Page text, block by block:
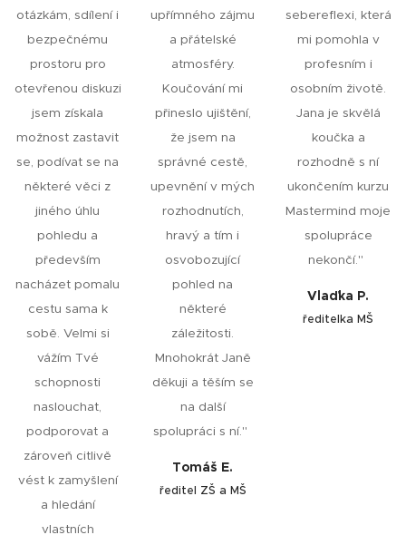
otázkám, sdílení i
bezpečnému
prostoru pro
otevřenou diskuzi
jsem získala
možnost zastavit
se, podívat se na
některé věci z
jiného úhlu
pohledu a
především
nacházet pomalu
cestu sama k
sobě. Velmi si
vážím Tvé
schopnosti
naslouchat,
podporovat a
zároveň citlivě
vést k zamyšlení
a hledání
vlastních
upřímného zájmu
a přátelské
atmosféry.
Koučování mi
přineslo ujištění,
že jsem na
správné cestě,
upevnění v mých
rozhodnutích,
hravý a tím i
osvobozující
pohled na
některé
záležitosti.
Mnohokrát Janě
děkuji a těším se
na další
spolupráci s ní."
Tomáš E.
ředitel ZŠ a MŠ
sebereflexi, která
mi pomohla v
profesním i
osobním životě.
Jana je skvělá
koučka a
rozhodně s ní
ukončením kurzu
Mastermind moje
spolupráce
nekončí."
Vlaďka P.
ředitelka MŠ